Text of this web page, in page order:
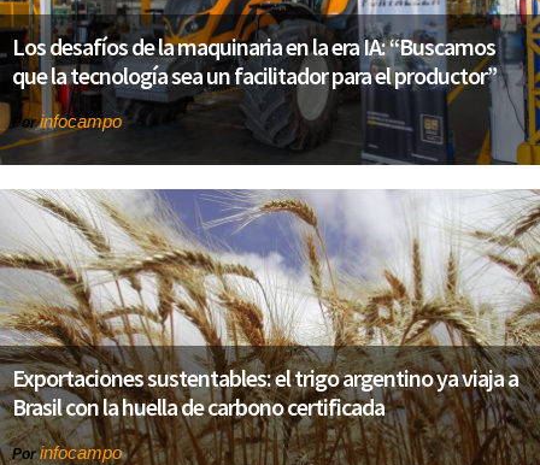
Los desafíos de la maquinaria en la era IA: “Buscamos
que la tecnología sea un facilitador para el productor”
Porinfocampo
Exportaciones sustentables: el trigo argentino ya viaja a
Brasil con la huella de carbono certificada
Porinfocampo